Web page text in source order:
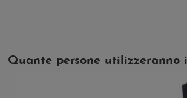
Quante persone utilizzeranno